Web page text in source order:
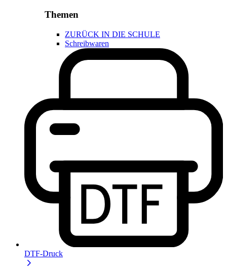
Themen
ZURÜCK IN DIE SCHULE
Schreibwaren
DTF-Druck